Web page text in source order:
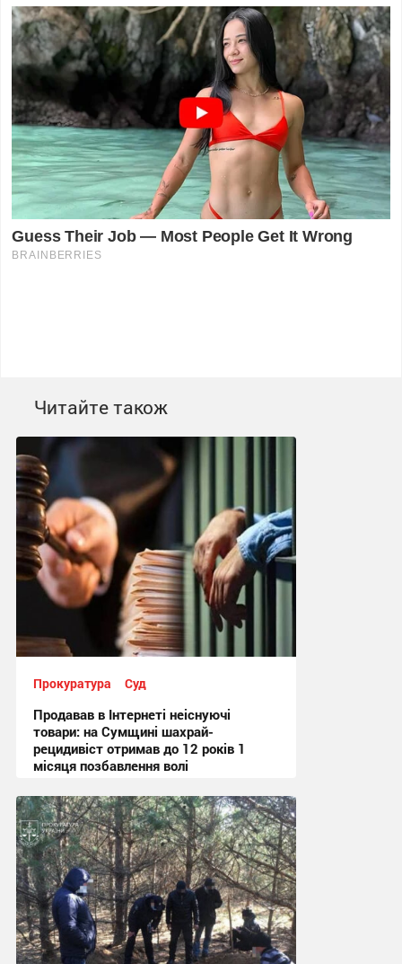
Читайте також
Прокуратура Суд
Продавав в Інтернеті неіснуючі
товари: на Сумщині шахрай-
рецидивіст отримав до 12 років 1
місяця позбавлення волі
12:25, 4.08.2026